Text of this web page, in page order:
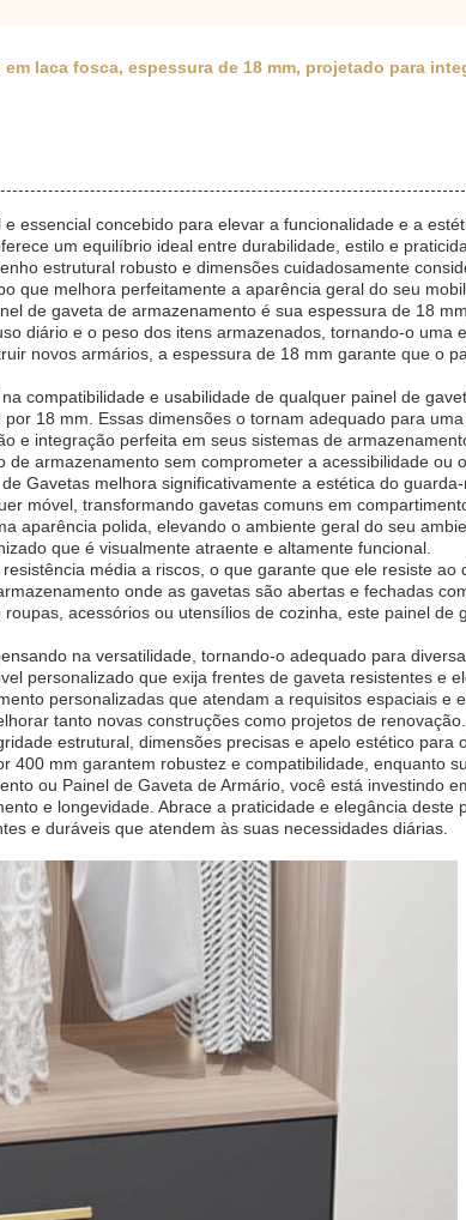
laca fosca, espessura de 18 mm, projetado para
essencial concebido para elevar a funcionalidade e a
um equilíbrio ideal entre durabilidade, estilo e
estrutural robusto e dimensões cuidadosamente
que melhora perfeitamente a aparência geral do seu
de gaveta de armazenamento é sua espessura de 18
diário e o peso dos itens armazenados, tornando-o
novos armários, a espessura de 18 mm garante que o
compatibilidade e usabilidade de qualquer painel de
18 mm. Essas dimensões o tornam adequado para
e integração perfeita em seus sistemas de
armazenamento sem comprometer a acessibilidade ou
Gavetas melhora significativamente a estética do
móvel, transformando gavetas comuns em
aparência polida, elevando o ambiente geral do seu
que é visualmente atraente e altamente funcional.
média a riscos, o que garante que ele resiste
onde as gavetas são abertas e fechadas
acessórios ou utensílios de cozinha, este painel
na versatilidade, tornando-o adequado para
personalizado que exija frentes de gaveta resistentes e
personalizadas que atendam a requisitos espaciais e
tanto novas construções como projetos de renovação.
estrutural, dimensões precisas e apelo estético
400 mm garantem robustez e compatibilidade, enquanto
ou Painel de Gaveta de Armário, você está investindo
e longevidade. Abrace a praticidade e elegância
e duráveis ​​que atendem às suas necessidades diárias.